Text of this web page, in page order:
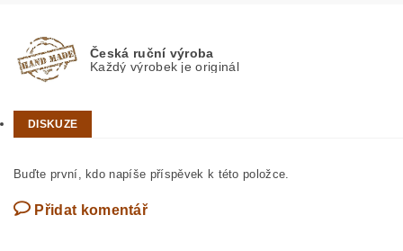
Česká ruční výroba
Každý výrobek je originál
DISKUZE
Buďte první, kdo napíše příspěvek k této položce.
Přidat komentář